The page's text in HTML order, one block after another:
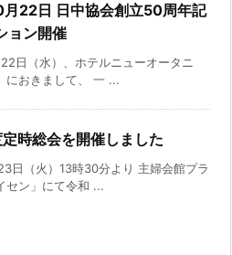
22日 日中協会創立50周年記
ョン開催
日（水）、ホテルニューオータニ
におきまして、 一 ...
時総会を開催しました
日（火）13時30分より 主婦会館プラ
セン」にて令和 ...